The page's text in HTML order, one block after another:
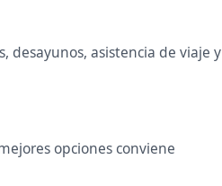
desayunos, asistencia de viaje y
opciones conviene